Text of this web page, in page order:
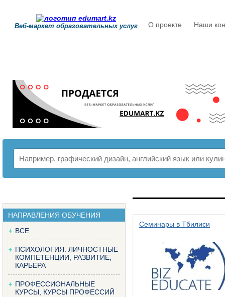
Веб-маркет образовательных услуг О проекте Наши
НАПРАВЛЕНИЯ ОБУЧЕНИЯ
ВСЕ
ПСИХОЛОГИЯ. ЛИЧНОСТНЫЕ
КОМПЕТЕНЦИИ, РАЗВИТИЕ,
КАРЬЕРА
ПРОФЕССИОНАЛЬНЫЕ
КУРСЫ, КУРСЫ ПРОФЕССИЙ
Семинары в Тбилиси